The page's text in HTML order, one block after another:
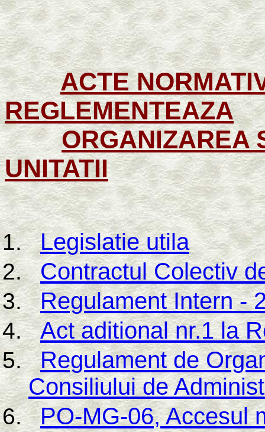
ACTE
REGLEMENTEAZA
ORGANIZAREA
UNITATII
Legislatie utila
Contractul Colectiv
Regulament Intern -
Act aditional nr.1 la
Regulament de
Consiliului de
PO-MG-06, Accesul